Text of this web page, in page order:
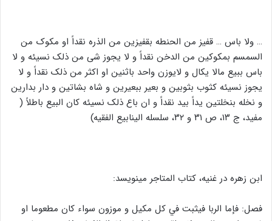
… ولا باس … قفیز من الحنطه بقفیزین من الذره نقداً او مکوک من
السمسم بمکوکین من الدخن نقداً و لا یجوز شی من ذلک نسیئه و لا
باس ببیع مالا یکال و لایوزن واحد باثنین او اکثر من ذلک نقداً و لا
یجوز نسیئه کثوب بثوبین و بعیر ببعیرین و شاه بشاتین و دار بدارین
و نخله بنخلتین یداً بید نقداً و ان باع ذلک نسیئه کان البیع باطلاً (
مفید، ج ۱۳، ص ۳۱ و ۳۲، سلسله الینابیع الفقیه)
ابن زهره در غنيه، كتاب المتاجر مينويسد:
فصل: فإما الربا فيثبت في كل مكيل و موزون سواء كان مطعوما او